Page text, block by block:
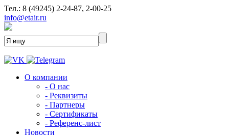
Тел.: 8 (49245) 2-24-87, 2-00-25
info@etair.ru
О компании
- О нас
- Реквизиты
- Партнеры
- Сертификаты
- Референс-лист
Новости